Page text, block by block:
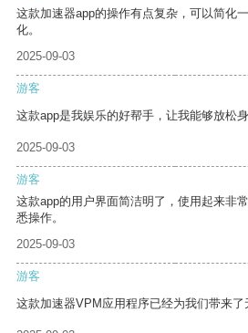
这款加速器app的操作有点复杂，可以简化
化。
2025-09-03
游客
这款app是我娱乐的好帮手，让我能够放松
2025-09-03
游客
这款app的用户界面简洁明了，使用起来非
悉操作。
2025-09-03
游客
这款加速器VPM应用程序已经为我们带来了